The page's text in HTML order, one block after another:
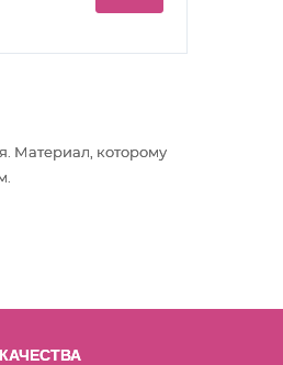
. Материал, которому